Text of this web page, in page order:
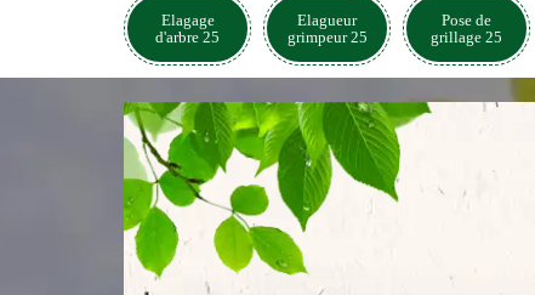
Elagage
d'arbre 25
Elagueur
grimpeur 25
Pose de
grillage 25